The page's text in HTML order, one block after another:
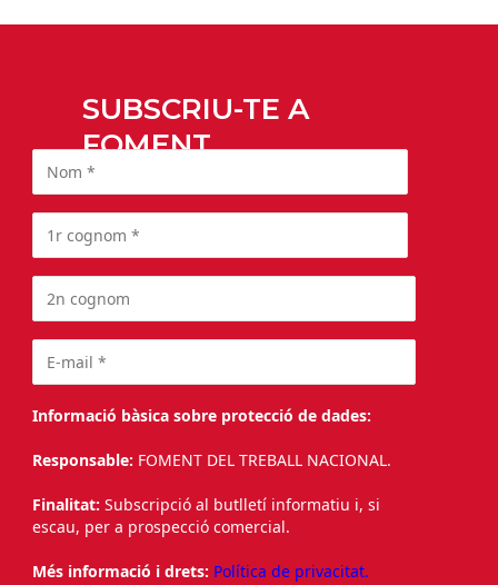
SUBSCRIU-TE A
FOMENT
Informació bàsica sobre protecció de dades:
Responsable: FOMENT DEL TREBALL NACIONAL.
Finalitat: Subscripció al butlletí informatiu i, si
escau, per a prospecció comercial.
Més informació i drets: Política de privacitat.